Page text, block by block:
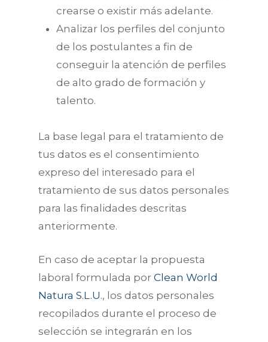
crearse o existir más adelante.
Analizar los perfiles del conjunto
de los postulantes a fin de
conseguir la atención de perfiles
de alto grado de formación y
talento.
La base legal para el tratamiento de
tus datos es el consentimiento
expreso del interesado para el
tratamiento de sus datos personales
para las finalidades descritas
anteriormente.
En caso de aceptar la propuesta
laboral formulada porClean World
Natura S.L.U., los datos personales
recopilados durante el proceso de
selección se integrarán en los